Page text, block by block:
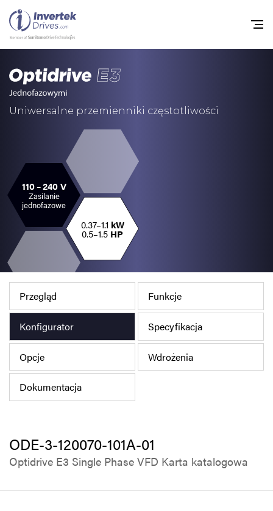
Uniwersalne przemienniki częstotliwości
110 – 240 V
Zasilanie
jednofazowe
0.37–1.1 kW
0.5–1.5 HP
Przegląd Funkcje
Konfigurator Specyfikacja
Opcje Wdrożenia
Dokumentacja
ODE-3-120070-101A-01
Optidrive E3 Single Phase VFD Karta katalogowa
Przemienniki
Polityka prywatności
Mapa strony
iSource